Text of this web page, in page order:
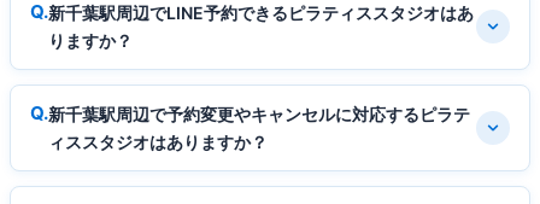
新千葉駅周辺でLINE予約できるピラティススタジオはあ
りますか？
新千葉駅周辺で予約変更やキャンセルに対応するピラテ
ィススタジオはありますか？